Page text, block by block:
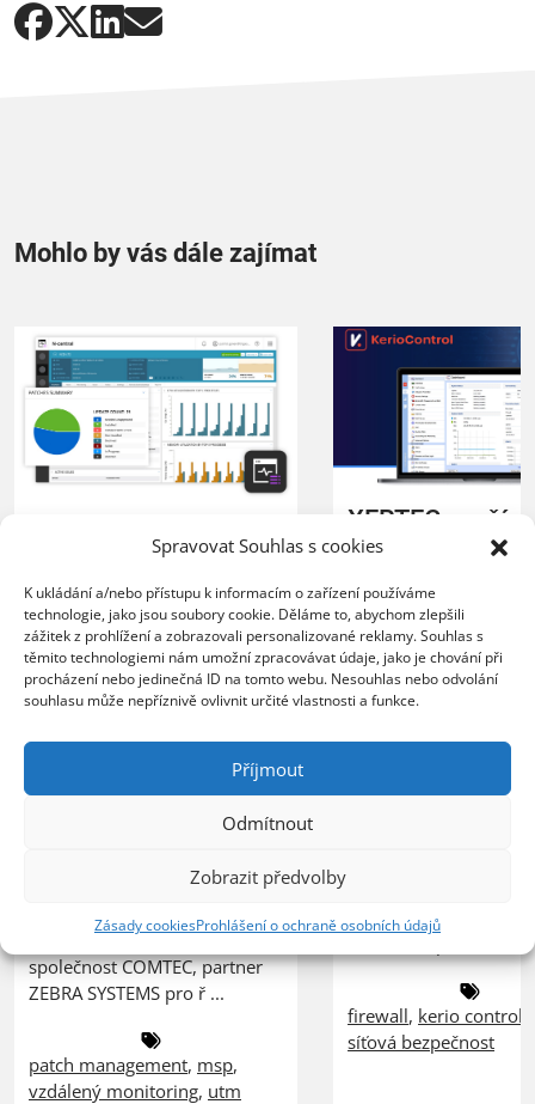
Spravovat Souhlas s cookies
K ukládání a/nebo přístupu k informacím o zařízení používáme
technologie, jako jsou soubory cookie. Děláme to, abychom zlepšili
zážitek z prohlížení a zobrazovali personalizované reklamy. Souhlas s
těmito technologiemi nám umožní zpracovávat údaje, jako je chování při
procházení nebo jedinečná ID na tomto webu. Nesouhlas nebo odvolání
souhlasu může nepříznivě ovlivnit určité vlastnosti a funkce.
Příjmout
Odmítnout
Zobrazit předvolby
Zásady cookiesProhlášení o ochraně osobních údajů
Mohlo by vás dále zajímat
ZEBRA SYSTEMS:
úspěšně řídí svůj růst
s řešením N-able N-
central
23.07.2026
rozšiřování IT personálu
ZEBRA SYSTEMS, distributor
slovenském trhu, uvedla, že
společnost COMTEC, partner
ZEBRA SYSTEMS pro ř ...
patch management, msp,
vzdálený monitoring, utm
XERTEC
Kerio Control
k zabezpečení
sítě
20.07.2026
Organizace
ochrany před
GFI Software,
firewall, kerio control
síťová bezpečnost